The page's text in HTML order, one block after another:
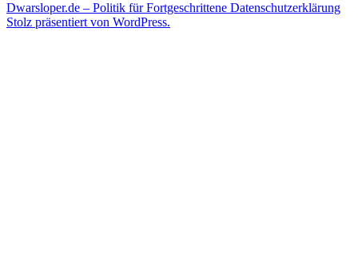
Dwarsloper.de – Politik für Fortgeschrittene Datenschutzerklärung
Stolz präsentiert von WordPress.